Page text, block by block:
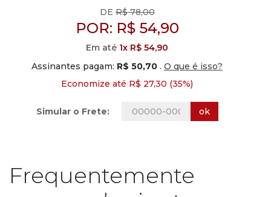
dor, pois nem a ciência nem a experiência de vida bastam
para explicá-la. Estas homilias do sacerdote alemão Richard
Gräf foram pronunciadas durante a Segunda Guerra
mundial, em plena imersão no sofrimento. O autor é capaz
realidade sombria: é a outra face do amor.
DER$ 78,00
POR: R$ 54,90
Em até 1x R$ 54,90
Assinantes pagam: R$ 50,70 . O que é isso?
Economize até R$ 27,30 (35%)
Simular o Frete: ok
Frequentemente